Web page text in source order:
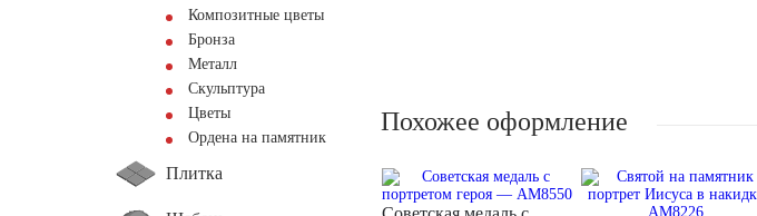
Композитные цветы
Бронза
Металл
Скульптура
Цветы
Ордена на памятник
Плитка
Похожее оформление